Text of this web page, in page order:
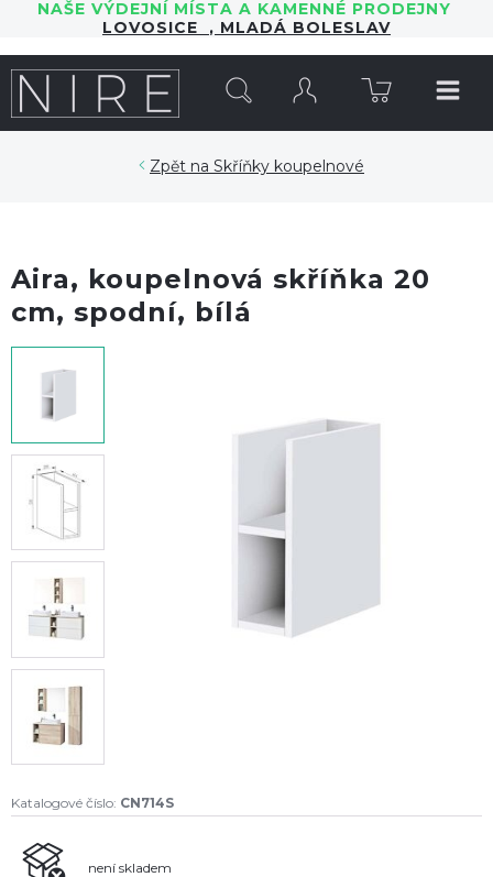
NAŠE VÝDEJNÍ MÍSTA A KAMENNÉ PRODEJNY
LOVOSICE , MLADÁ BOLESLAV
Skříňky koupelnové
Aira, koupelnová skříňka 20
cm, spodní, bílá
Katalogové číslo: CN714S
není skladem